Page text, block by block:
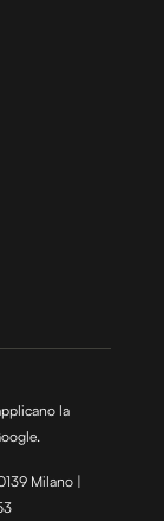
la
Milano |